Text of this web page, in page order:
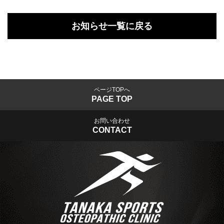
お知らせ一覧に戻る
ページTOPへ
PAGE TOP
お問い合わせ
CONTACT